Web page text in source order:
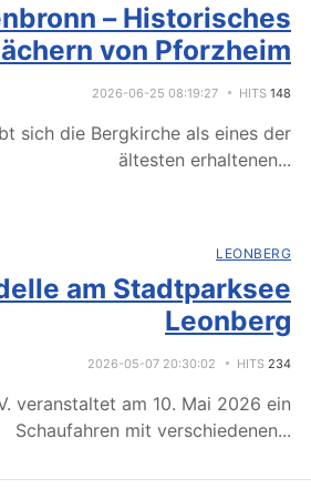
– Historisches
von Pforzheim
2026-06-25 08:19:27 HITS 148
sich die Bergkirche als eines der
ältesten erhaltenen...
LEONBERG
am Stadtparksee
Leonberg
2026-05-07 20:30:02 HITS 234
veranstaltet am 10. Mai 2026 ein
Schaufahren mit verschiedenen...